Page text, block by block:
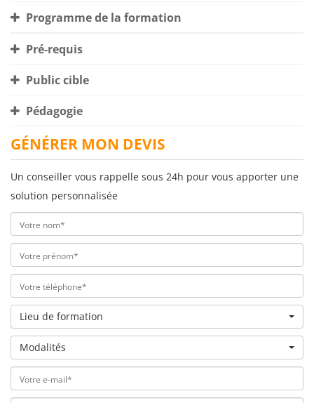
Programme de la formation
Pré-requis
Public cible
Pédagogie
GÉNÉRER MON DEVIS
Un conseiller vous rappelle sous 24h pour vous apporter une
solution personnalisée
Lieu de formation
Modalités